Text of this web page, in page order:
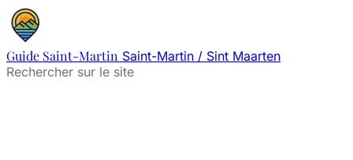
Guide Saint-Martin Saint-Martin / Sint Maarten
Rechercher sur le site